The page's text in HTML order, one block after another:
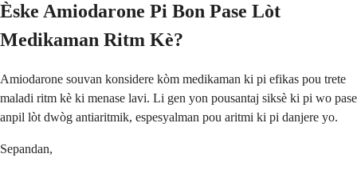
Èske Amiodarone Pi Bon Pase Lòt
Medikaman Ritm Kè?
Amiodarone souvan konsidere kòm medikaman ki pi efikas pou trete
maladi ritm kè ki menase lavi. Li gen yon pousantaj siksè ki pi wo pase
anpil lòt dwòg antiaritmik, espesyalman pou aritmi ki pi danjere yo.
Sepandan,